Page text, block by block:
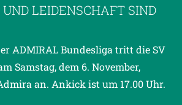
LEIDENSCHAFT SIND
ADMIRAL Bundesliga tritt die SV
Samstag, dem 6. November,
an. Ankick ist um 17.00 Uhr.